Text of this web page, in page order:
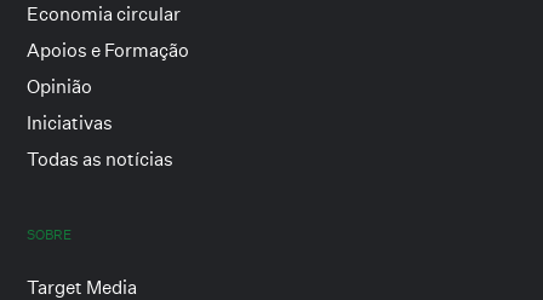
Economia circular
Apoios e Formação
Opinião
Iniciativas
Todas as notícias
SOBRE
Target Media